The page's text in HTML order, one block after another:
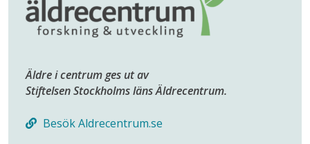
Äldre i centrum ges ut av
Stiftelsen Stockholms läns Äldrecentrum.
Besök Aldrecentrum.se